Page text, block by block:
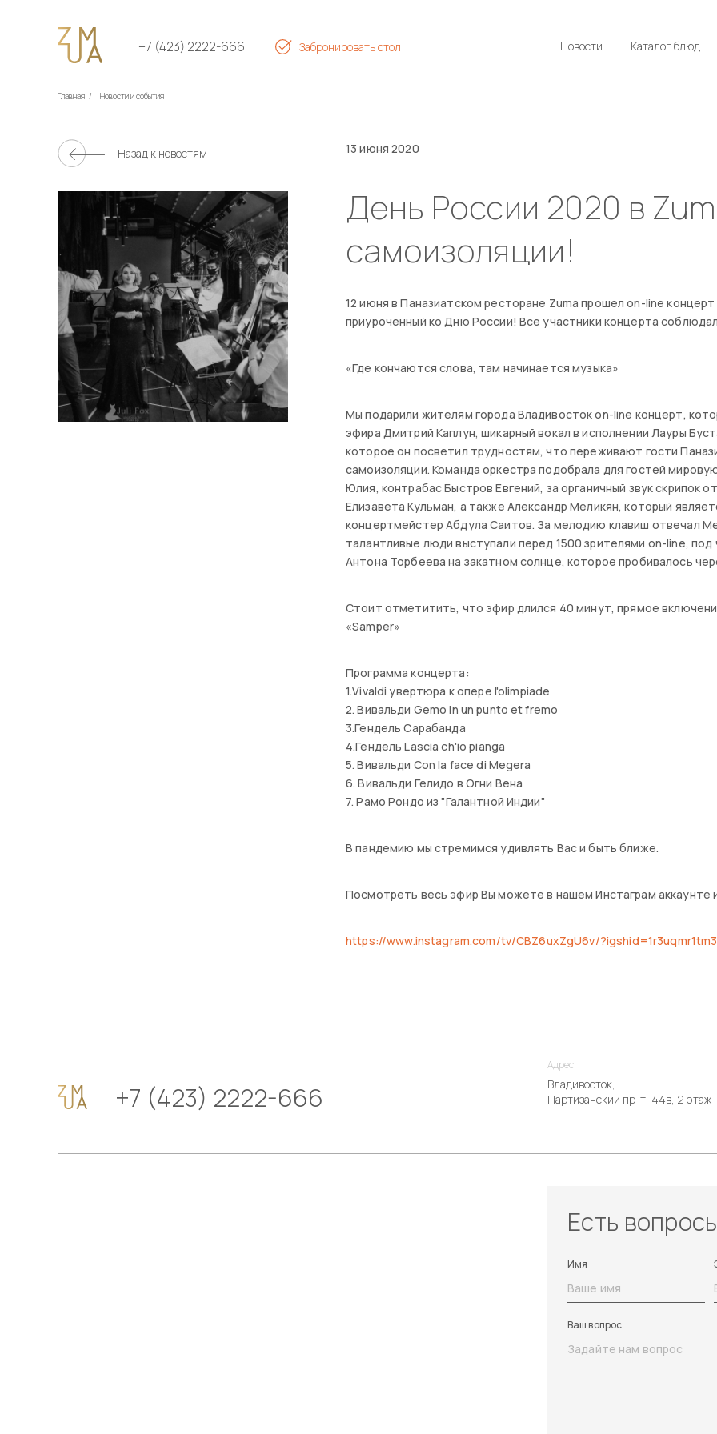
+7 (423) 2222-666 Забронировать стол Каталог блюд
Новости
Главная / Новости и события
Назад к новостям 13 июня 2020
День России 2020 в
самоизоляции!
12 июня в Паназиатском ресторане Zuma прошел on-line концерт
приуроченный ко Дню России! Все участники концерта
«Где кончаются слова, там начинается музыка»
Мы подарили жителям города Владивосток on-line концерт,
эфира Дмитрий Каплун, шикарный вокал в исполнении Лауры
которое он посветил трудностям, что переживают гости
самоизоляции. Команда оркестра подобрала для гостей
Юлия, контрабас Быстров Евгений, за органичный звук скрипок
Елизавета Кульман, а также Александр Меликян, который
концертмейстер Абдула Саитов. За мелодию клавиш отвечал
талантливые люди выступали перед 1500 зрителями on-line,
Антона Торбеева на закатном солнце, которое пробивалось
Стоит отметитить, что эфир длился 40 минут, прямое
«Samper»
Программа концерта:
1.Vivaldi увертюра к опере l'olimpiade
2. Вивальди Gemo in un punto et fremo
3.Гендель Сарабанда
4.Гендель Lascia ch'io pianga
5. Вивальди Con la face di Megera
6. Вивальди Гелидо в Огни Вена
7. Рамо Рондо из "Галантной Индии"
В пандемию мы стремимся удивлять Вас и быть ближе.
Посмотреть весь эфир Вы можете в нашем Инстаграм аккаунте
https://www.instagram.com/tv/CBZ6uxZgU6v/
+7 (423) 2222-666
Адрес
Владивосток,
Партизанский пр-т, 44в, 2 этаж
Есть
Имя
Ваш вопрос